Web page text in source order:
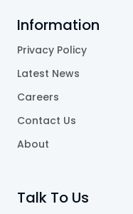
Information
Privacy Policy
Latest News
Careers
Contact Us
About
Talk To Us